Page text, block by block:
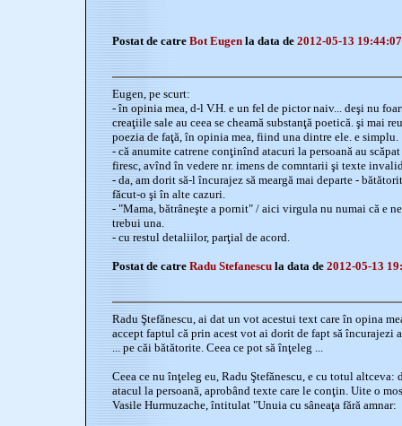
Postat de catre Bot Eugen la data de 2012-05-13 19:44:07
Eugen, pe scurt:
- în opinia mea, d-l V.H. e un fel de pictor naiv... deşi nu
creaţiile sale au ceea se cheamă substanţă poetică. şi mai
poezia de faţă, în opinia mea, fiind una dintre ele. e simplu.
- că anumite catrene conţinînd atacuri la persoană au
firesc, avînd în vedere nr. imens de comntarii şi texte
- da, am dorit să-l încurajez să meargă mai departe -
făcut-o şi în alte cazuri.
- "Mama, bătrâneşte a pornit" / aici virgula nu numai că e
trebui una.
- cu restul detaliilor, parţial de acord.
Postat de catre Radu Stefanescu la data de 2012-05-13
Radu Ştefănescu, ai dat un vot acestui text care în opina
accept faptul că prin acest vot ai dorit de fapt să încurajezi
... pe căi bătătorite. Ceea ce pot să înţeleg ...
Ceea ce nu înţeleg eu, Radu Ştefănescu, e cu totul altceva:
atacul la persoană, aprobând texte care le conţin. Uite o
Vasile Hurmuzache, întitulat "Unuia cu sâneaţa fără amnar: